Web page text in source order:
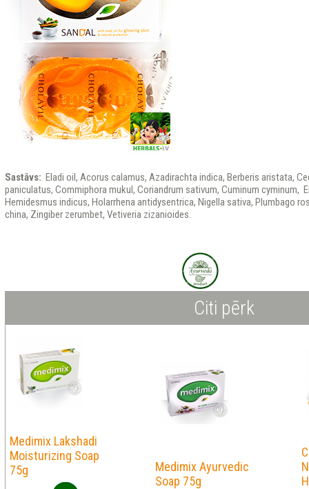
Sastāvs: Eladi oil, Acorus calamus, Azadirachta indica, Berberis aristata,
paniculatus, Commiphora mukul, Coriandrum sativum, Cuminum cyminum,
Hemidesmus indicus, Holarrhena antidysentrica, Nigella sativa, Plumbago
china, Zingiber zerumbet, Vetiveria zizanioides.
Citi pērk
Medimix Lakshadi
Moisturizing Soap
75g
Medimix Ayurvedic
Soap 75g